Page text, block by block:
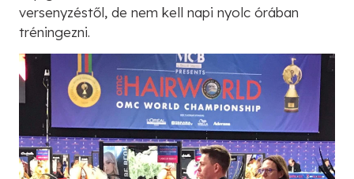
versenyzéstől, de nem kell napi nyolc órában
tréningezni.